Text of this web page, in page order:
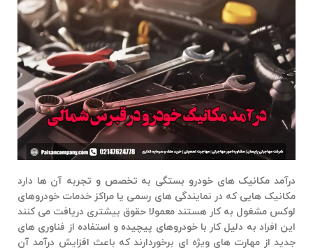
درآمد مکانیک های خودرو بستگی به تخصص و تجربه آن ها دارد
مکانیک هایی که در نمایندگی های رسمی یا مراکز خدمات خودروهای
لوکس مشغول به کار هستند معمولا حقوق بیشتری دریافت می کنند
این افراد به دلیل کار با خودروهای پیچیده و استفاده از فناوری های
جدید از مهارت های ویژه ای برخوردارند که باعث افزایش درآمد آن